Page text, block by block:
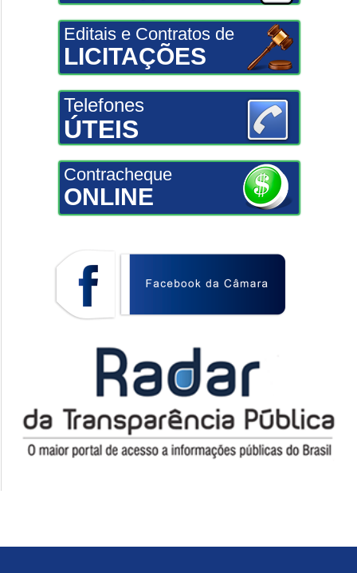
Editais e Contratos de
LICITAÇÕES
Telefones
ÚTEIS
Contracheque
ONLINE